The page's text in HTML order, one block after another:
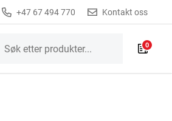
+47 67 494 770 Kontakt oss
0